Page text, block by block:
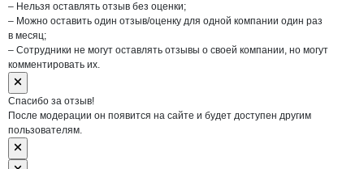
– Нельзя оставлять отзыв без оценки;
– Можно оставить один отзыв/оценку для одной компании один раз
в месяц;
– Сотрудники не могут оставлять отзывы о своей компании, но могут
комментировать их.
Спасибо за отзыв!
После модерации он появится на сайте и будет доступен другим
пользователям.